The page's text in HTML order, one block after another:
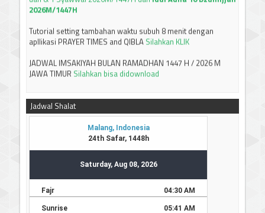
apllikasi PRAYER TIMES and QIBLASilahkan KLIK
JAWA TIMURSilahkan bisa didownload
Jadwal Shalat